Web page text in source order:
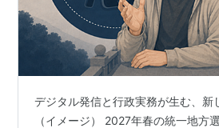
デジタル発信と行政実務が生む、新
（イメージ） 2027年春の統一地方